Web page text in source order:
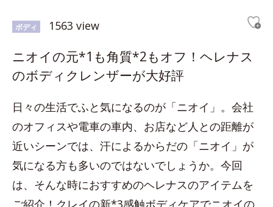
ボディ 1563 view
ニオイの元*1も角質*2もオフ！ヘレナス
のボディクレンザーが大好評
日々の生活でふと気になるのが「ニオイ」。会社
のオフィスや電車の車内、お店など人との距離が
近いシーンでは、汗によるからだの「ニオイ」が
気になる方も多いのではないでしょうか。今回
は、そんな時におすすめのヘレナスのアイテムを
ご紹介！クレイの新*3感触ボディケアでニオイの